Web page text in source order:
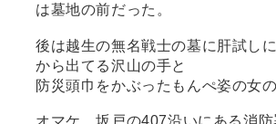
は墓地の前だった。
後は越生の無名戦士の墓に肝試し
から出てる沢山の手と
防災頭巾をかぶったもんぺ姿の女